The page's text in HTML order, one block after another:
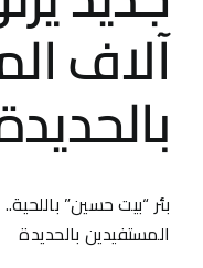
آلاف
بئر “بيت حسين”
المستفيدين بالحديدة